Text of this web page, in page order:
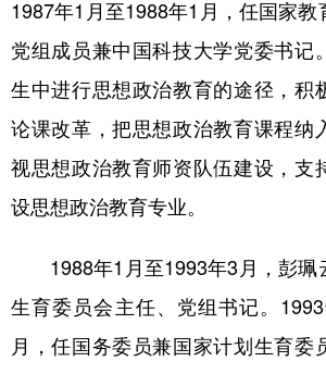
1987年1月至1988年1月，任国家教
党组成员兼中国科技大学党委书记
生中进行思想政治教育的途径，积
论课改革，把思想政治教育课程纳
视思想政治教育师资队伍建设，支
设思想政治教育专业。
1988年1月至1993年3月，彭珮
生育委员会主任、党组书记。
月，任国务委员兼国家计划生育委